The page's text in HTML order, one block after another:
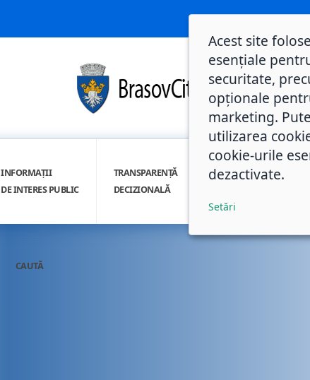
INFORMAȚII
DE INTERES PUBLIC
TRANSPARENȚĂ
DECIZIONALĂ
INTEGRITATE
CAUTĂ
Acest site
esențiale
securitate,
opționale
marketing.
utilizarea
cookie-urile
dezactivate.
Setări